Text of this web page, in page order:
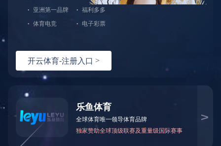
首页>
工程案例
Engineering case
火锅底料工程案例
中式酱卤工程案例